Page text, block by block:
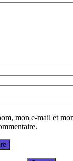
mon e-mail et